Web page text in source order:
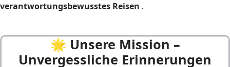
verantwortungsbewusstes Reisen .
🌟 Unsere Mission –
Unvergessliche Erinnerungen